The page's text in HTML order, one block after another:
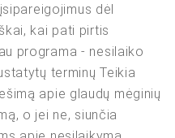
dėl
kai pati pirtis
programa - nesilaiko
terminų Teikia
apie glaudų mėginių
o jei ne, siunčia